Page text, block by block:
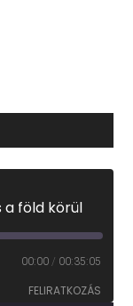
a föld körül
00:00 / 00:35:05
FELIRATKOZÁS